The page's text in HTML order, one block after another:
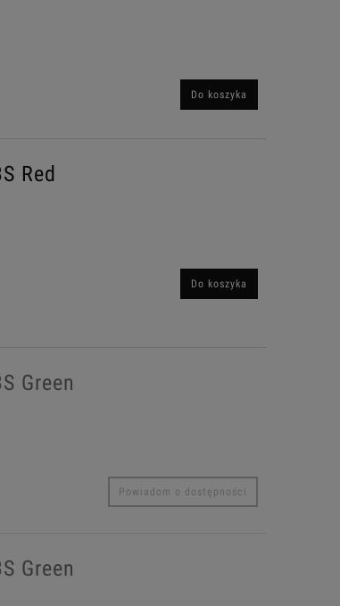
Do koszyka
Red
Do koszyka
Green
Powiadom o dostępności
Green